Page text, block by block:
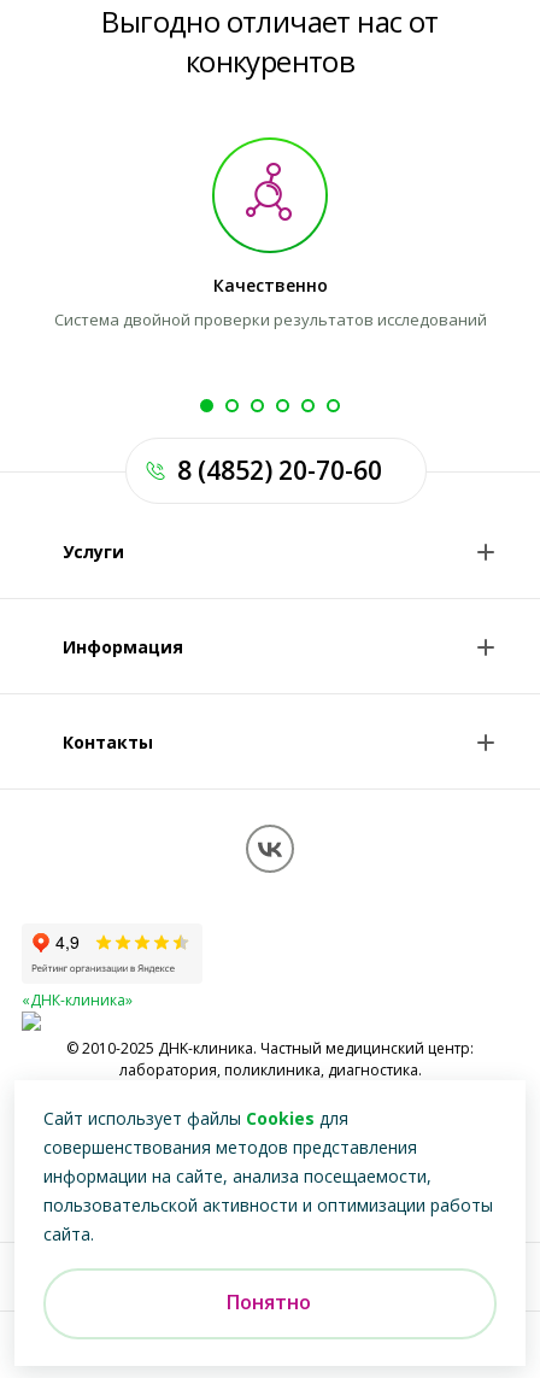
Выгодно отличает нас от
конкурентов
Качественно
Система двойной проверки результатов исследований
Услуги
Консультации врачей
Информация
О клинике
Обработка персональных данных
Контакты
«ДНК-клиника»
© 2010-2025 ДНK-клиника. Частный медицинский центр:
лаборатория, поликлиника, диагностика.
специалистом
8 (4852) 20-70-60
Версия для
Разработка, реклама и развитие сайта
Сайт использует файлы Cookies для
совершенствования методов представления
информации на сайте, анализа посещаемости,
пользовательской активности и оптимизации работы
сайта.
Понятно